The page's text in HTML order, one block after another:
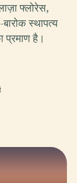
फ्लोरेस,
स्थापत्य
है।